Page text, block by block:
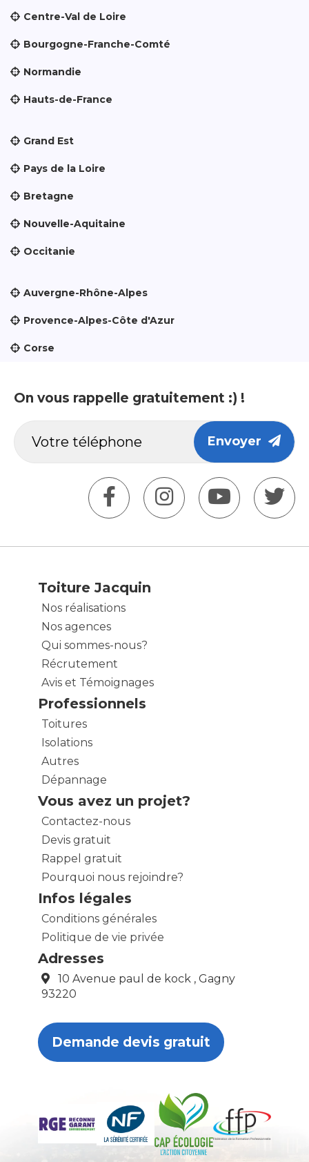
Centre-Val de Loire
Bourgogne-Franche-Comté
Normandie
Hauts-de-France
Grand Est
Pays de la Loire
Bretagne
Nouvelle-Aquitaine
Occitanie
Auvergne-Rhône-Alpes
Provence-Alpes-Côte d'Azur
Corse
On vous rappelle gratuitement :) !
Envoyer
Toiture Jacquin
Nos réalisations
Nos agences
Qui sommes-nous?
Récrutement
Avis et Témoignages
Professionnels
Toitures
Isolations
Autres
Dépannage
Vous avez un projet?
Contactez-nous
Devis gratuit
Rappel gratuit
Pourquoi nous rejoindre?
Infos légales
Conditions générales
Politique de vie privée
Adresses
10 Avenue paul de kock , Gagny
93220
Demande devis gratuit